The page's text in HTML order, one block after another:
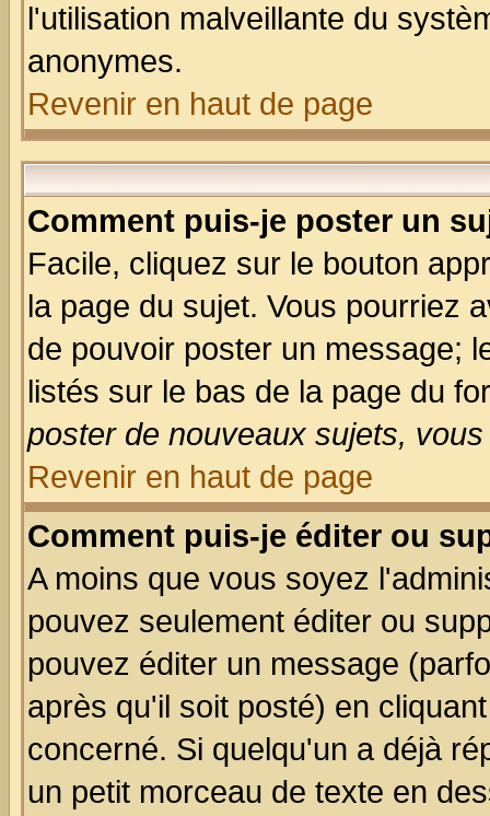
l'utilisation malveillante du
anonymes.
Revenir en haut de page
Comment puis-je poster un
Facile, cliquez sur le bouton
la page du sujet. Vous pourriez
de pouvoir poster un message;
listés sur le bas de la page du
poster de nouveaux sujets,
Revenir en haut de page
Comment puis-je éditer ou
A moins que vous soyez
pouvez seulement éditer ou
pouvez éditer un message
après qu'il soit posté) en
concerné. Si quelqu'un a déjà
un petit morceau de texte en